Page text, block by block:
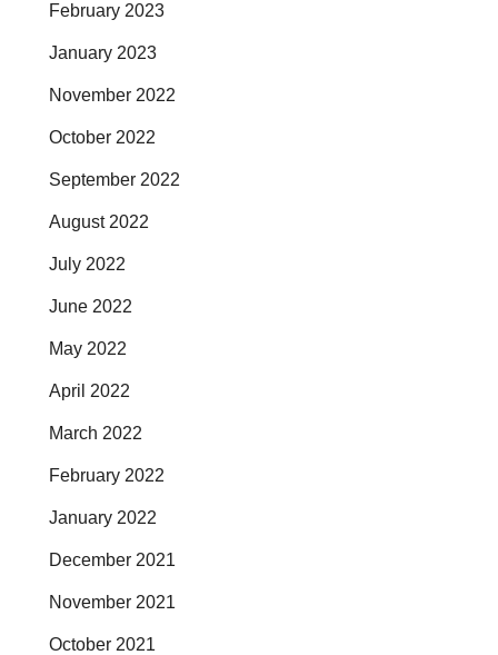
February 2023
January 2023
November 2022
October 2022
September 2022
August 2022
July 2022
June 2022
May 2022
April 2022
March 2022
February 2022
January 2022
December 2021
November 2021
October 2021